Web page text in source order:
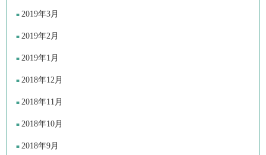
2019年3月
2019年2月
2019年1月
2018年12月
2018年11月
2018年10月
2018年9月